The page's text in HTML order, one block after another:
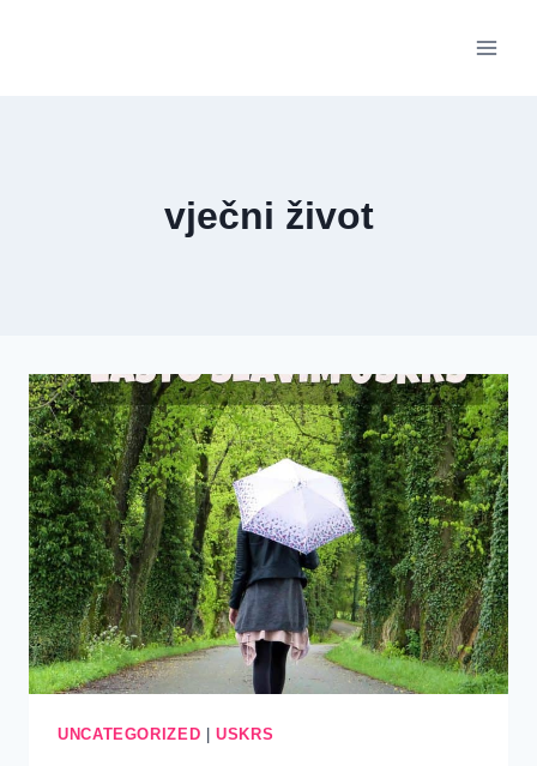
vječni život
UNCATEGORIZED |USKRS